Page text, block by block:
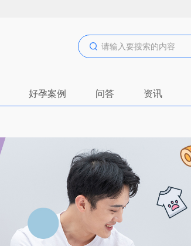
好孕案例 问答 资讯